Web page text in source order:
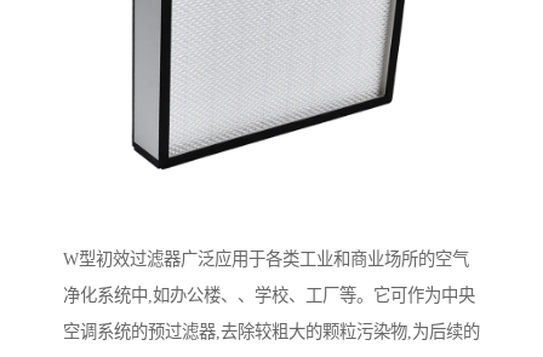
W型初效过滤器广泛应用于各类工业和商业场所的空气
净化系统中,如办公楼、、学校、工厂等。它可作为中央
空调系统的预过滤器,去除较粗大的颗粒污染物,为后续的